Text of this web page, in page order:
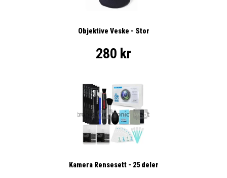
Objektive Veske - Stor
280 kr
Kamera Rensesett - 25 deler